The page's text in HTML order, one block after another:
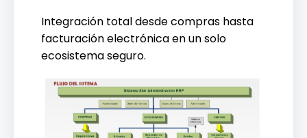
Integración total desde compras hasta
facturación electrónica en un solo
ecosistema seguro.